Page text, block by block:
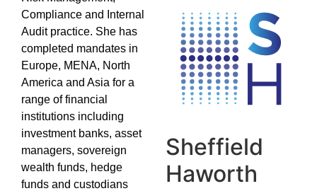
Compliance and Internal
Audit practice. She has
completed mandates in
Europe, MENA, North
America and Asia for a
range of financial
institutions including
investment banks, asset
managers, sovereign
wealth funds, hedge
funds and custodians
Sheffield
Haworth